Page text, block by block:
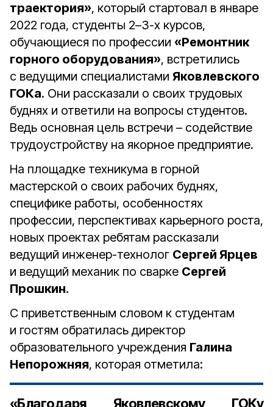
траектория», который стартовал в январе
2022 года, студенты 2–3-х курсов,
обучающиеся по профессии «Ремонтник
горного оборудования», встретились
с ведущими специалистами Яковлевского
ГОКа. Они рассказали о своих трудовых
буднях и ответили на вопросы студентов.
Ведь основная цель встречи – содействие
трудоустройству на якорное предприятие.
На площадке техникума в горной
мастерской о своих рабочих буднях,
специфике работы, особенностях
профессии, перспективах карьерного роста,
новых проектах ребятам рассказали
ведущий инженер-технолог Сергей Ярцев
и ведущий механик по сварке Сергей
Прошкин.
С приветственным словом к студентам
и гостям обратилась директор
образовательного учреждения Галина
Непорожняя, которая отметила:
«Благодаря Яковлевскому ГОКу